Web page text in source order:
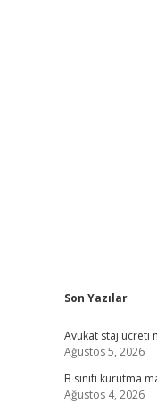
Son Yazılar
Avukat staj ücreti
Ağustos 5, 2026
B sınıfı kurutma
Ağustos 4, 2026